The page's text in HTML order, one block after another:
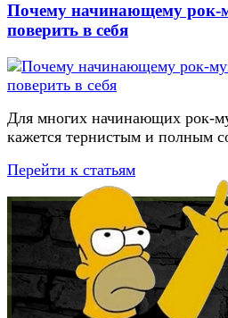
Почему начинающему рок-
поверить в себя
Для многих начинающих рок-
кажется тернистым и полным
Перейти к статьям